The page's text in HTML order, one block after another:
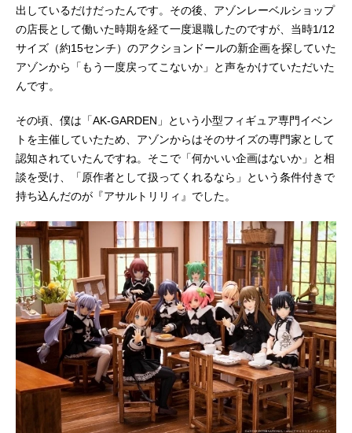
出しているだけだったんです。その後、アゾンレーベルショップ
の店長として働いた時期を経て一度退職したのですが、当時1/12
サイズ（約15センチ）のアクションドールの新企画を探していた
アゾンから「もう一度戻ってこないか」と声をかけていただいた
んです。
その頃、僕は「AK-GARDEN」という小型フィギュア専門イベン
トを主催していたため、アゾンからはそのサイズの専門家として
認知されていたんですね。そこで「何かいい企画はないか」と相
談を受け、「原作者として扱ってくれるなら」という条件付きで
持ち込んだのが『アサルトリリィ』でした。